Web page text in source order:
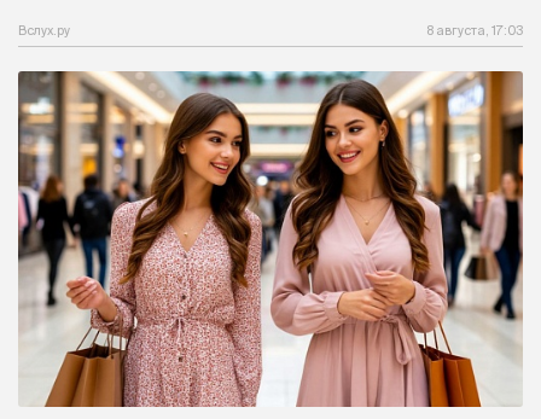
Вслух.ру 8 августа, 17:03